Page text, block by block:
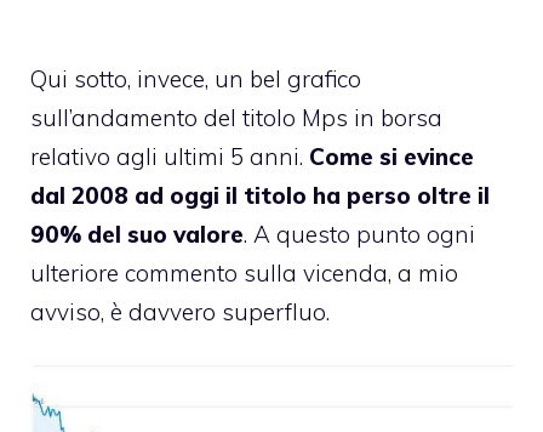
Qui sotto, invece, un bel grafico
sull’andamento del titolo Mps in borsa
relativo agli ultimi 5 anni. Come si evince
dal 2008 ad oggi il titolo ha perso oltre il
90% del suo valore. A questo punto ogni
ulteriore commento sulla vicenda, a mio
avviso, è davvero superfluo.